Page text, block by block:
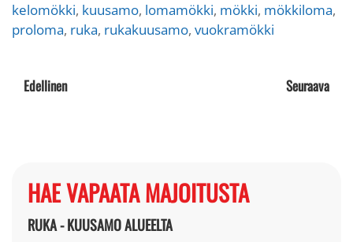
kelomökki, kuusamo, lomamökki, mökki, mökkiloma,
proloma, ruka, rukakuusamo, vuokramökki
Edellinen Seuraava
HAE VAPAATA MAJOITUSTA
RUKA - KUUSAMO ALUEELTA